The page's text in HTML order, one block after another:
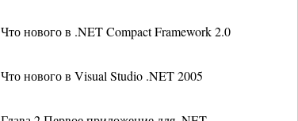
Что нового в .NET Compact Framework 2.0
Что нового в Visual Studio .NET 2005